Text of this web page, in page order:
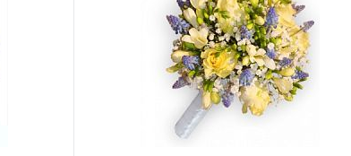
Купить в 1 клик
Сравнение
Под заказ